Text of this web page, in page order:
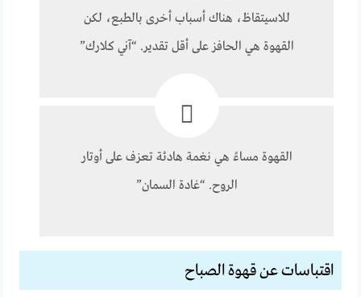
للاسيتقاظ، هناك أسباب أخرى بالطبع، لكن
القهوة هي الحافز على أقل تقدير. “آني كلارك”
القهوة مساءً هي نغمة هادئة تعزف على أوتار
الروح. “غادة السمان”
اقتباسات عن قهوة الصباح